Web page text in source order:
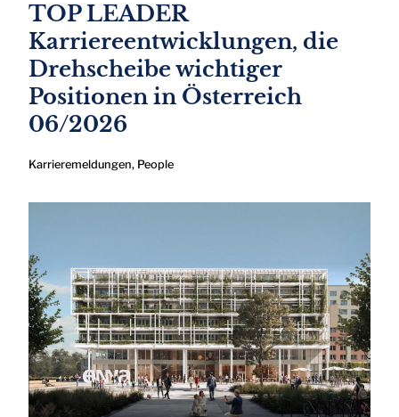
TOP LEADER
Karriereentwicklungen, die
Drehscheibe wichtiger
Positionen in Österreich
06/2026
Karrieremeldungen, People